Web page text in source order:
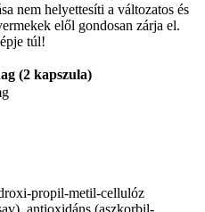
nem helyettesíti a változatos és
elől gondosan zárja el.
túl!
(2 kapszula)
propil-metil-cellulóz
antioxidáns (aszkorbil-